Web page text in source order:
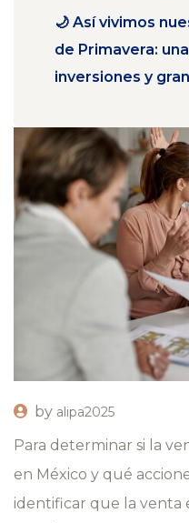
by alipa2025
Para determinar si la
en México y qué
identificar que la venta
🌙 Así vivimos
de Primavera:
inversiones y